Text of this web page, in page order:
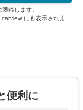
移します。
にも表示されま
便利に